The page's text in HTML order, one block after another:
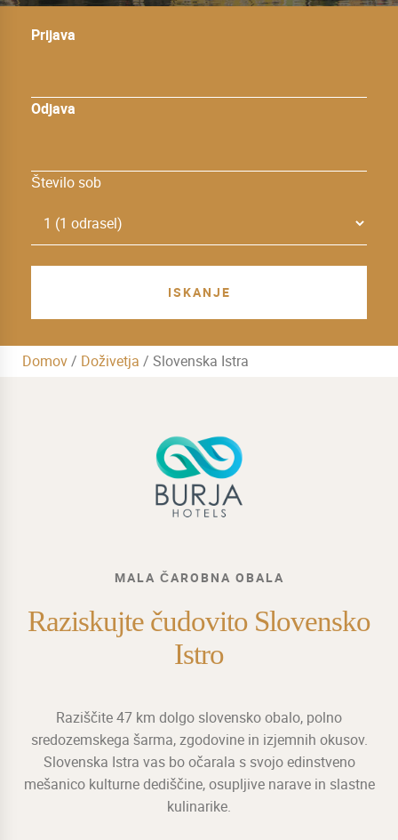
Prijava
Odjava
Število sob
Domov/ Doživetja / Slovenska Istra
MALA ČAROBNA OBALA
Raziskujte čudovito Slovensko
Istro
Raziščite 47 km dolgo slovensko obalo, polno
sredozemskega šarma, zgodovine in izjemnih okusov.
Slovenska Istra vas bo očarala s svojo edinstveno
mešanico kulturne dediščine, osupljive narave in slastne
kulinarike.